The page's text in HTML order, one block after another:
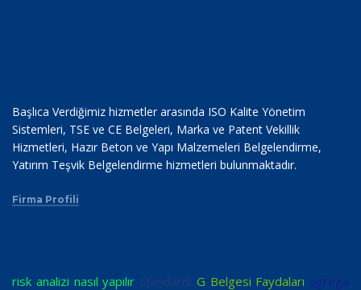
Başlıca Verdiğimiz hizmetler arasında ISO Kalite Yönetim
Sistemleri, TSE ve CE Belgeleri, Marka ve Patent Vekillik
Hizmetleri, Hazır Beton ve Yapı Malzemeleri Belgelendirme,
Yatırım Teşvik Belgelendirme hizmetleri bulunmaktadır.
Firma Profili
risk analizi nasıl yapılır standardı G Belgesi Faydaları agrega